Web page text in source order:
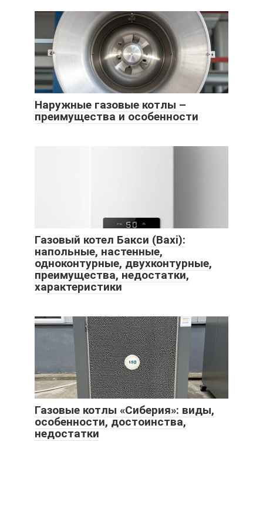
Наружные газовые котлы –
преимущества и особенности
Газовый котел Бакси (Baxi):
напольные, настенные,
одноконтурные, двухконтурные,
преимущества, недостатки,
характеристики
Газовые котлы «Сиберия»: виды,
особенности, достоинства,
недостатки